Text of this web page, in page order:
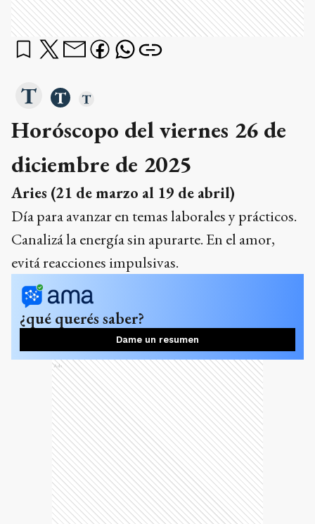
Horóscopo del viernes 26 de
diciembre de 2025
Aries (21 de marzo al 19 de abril)
Día para avanzar en temas laborales y prácticos.
Canalizá la energía sin apurarte. En el amor,
evitá reacciones impulsivas.
¿qué querés saber?
Dame un resumen
Ads